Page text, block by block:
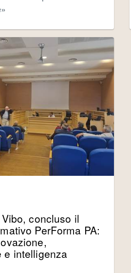
concluso il
PerForma PA:
e intelligenza